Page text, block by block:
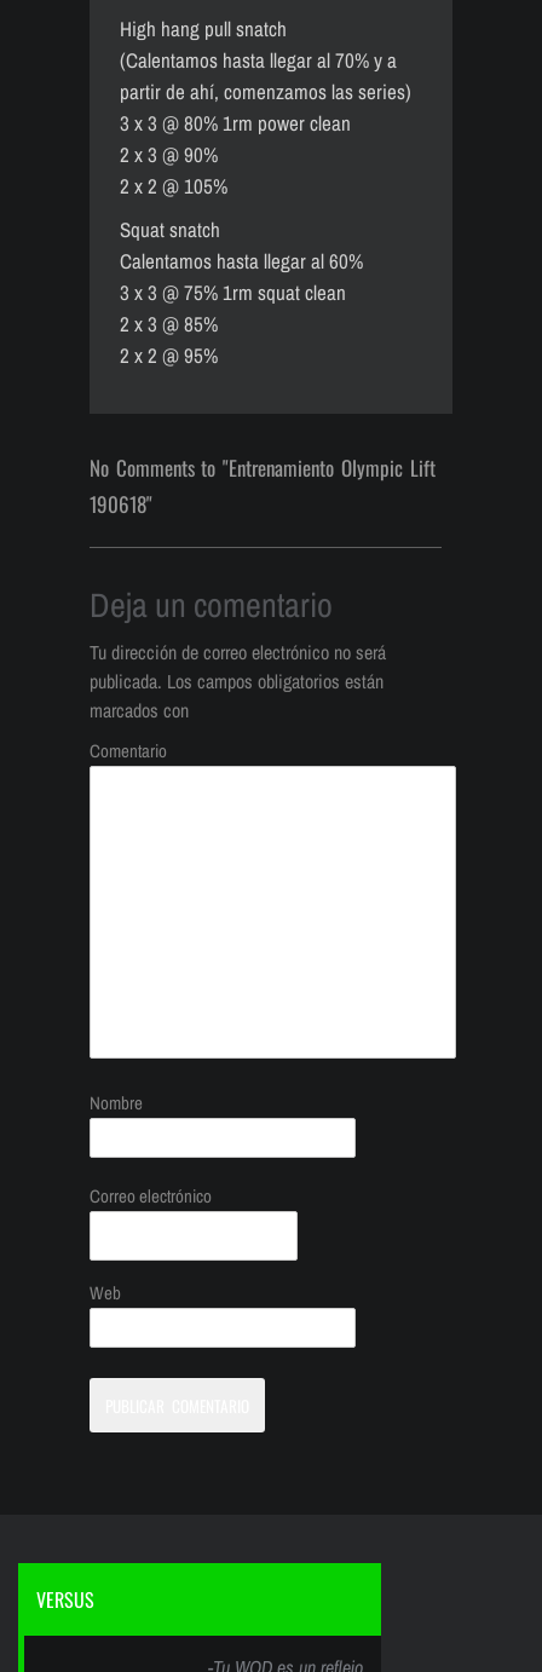
High hang pull snatch
(Calentamos hasta llegar al 70% y a
partir de ahí, comenzamos las series)
3 x 3 @ 80% 1rm power clean
2 x 3 @ 90%
2 x 2 @ 105%
Squat snatch
Calentamos hasta llegar al 60%
3 x 3 @ 75% 1rm squat clean
2 x 3 @ 85%
2 x 2 @ 95%
No Comments to "Entrenamiento Olympic Lift
190618"
Deja un comentario
Tu dirección de correo electrónico no será
publicada. Los campos obligatorios están
marcados con
Comentario
Nombre
Correo electrónico
Web
VERSUS